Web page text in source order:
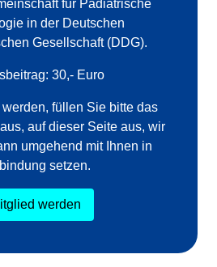
für Pädiatrische
in der Deutschen
Gesellschaft (DDG).
30,- Euro
füllen Sie bitte das
auf dieser Seite aus, wir
umgehend mit Ihnen in
setzen.
werden